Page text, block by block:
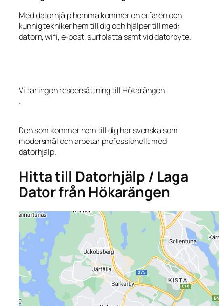
Med datorhjälp hemma kommer en erfaren och
kunnig tekniker hem till dig och hjälper till med:
datorn, wifi, e-post, surfplatta samt vid datorbyte.
Vi tar ingen reseersättning till Hökarängen
.
Den som kommer hem till dig har svenska som
modersmål och arbetar professionellt med
datorhjälp.
Hitta till Datorhjälp / Laga
Dator från Hökarängen